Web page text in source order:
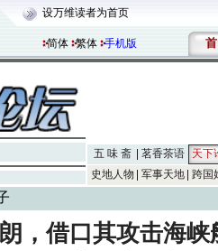
设万维读者为首页
简体 繁体 手机版 首
五 味 斋 茗香茶语
天下
史地人物
军事天地 跨国
，借口其攻击海